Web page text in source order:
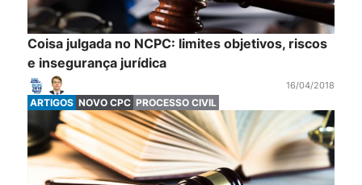
Coisa julgada no NCPC: limites objetivos, riscos
e insegurança jurídica
16/04/2018
ARTIGOS NOVO CPC PROCESSO CIVIL